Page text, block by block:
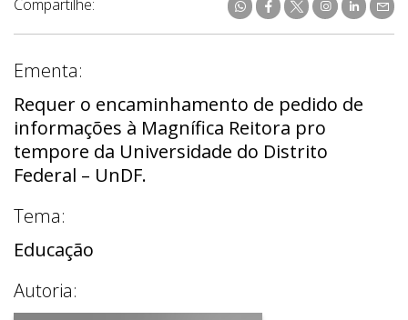
Compartilhe:
Ementa:
Requer o encaminhamento de pedido de
informações à Magnífica Reitora pro
tempore da Universidade do Distrito
Federal – UnDF.
Tema:
Educação
Autoria: